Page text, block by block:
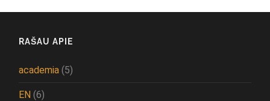
RAŠAU APIE
academia (5)
EN (6)